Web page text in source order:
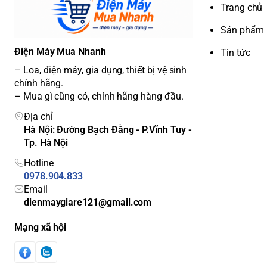
thành viên.
Màu sắc đen inox hiện đại, kết hợp chất liệu thép
• Kích thước tủ lạnh
cao 180 cm, ngang 79.5 cm, sâu
hiện đại.
• Khay kính chịu lực
bền chắc, chịu được trọng lượng
• Vòi lấy nước ngoài, thiết kế thông minh giúp lấy nước
kiệm điện năng.
• Bảng điều khiển cảm ứng bên ngoài , trực quan và dễ
dụng.
Xuất xứ và bảo hành
• Tủ lạnh Hitachi HR4N7520DSWDXVN
nghiêm ngặt.
• Sản phẩm được bảo hành 2 năm chính hãng
Công nghệ làm lạnh
Điện Máy Mua Nhanh
– Loa, điện máy, gia dụng, thiết bị vệ sinh
chính hãng.
– Mua gì cũng có, chính hãng hàng đầu.
Địa chỉ
Hà Nội: Đường Bạch Đằng - P.Vĩnh Tuy -
Tp. Hà Nội
Hotline
0978.904.833
Email
dienmaygiare121@gmail.com
Mạng xã hội
Trang chủ
Sản phẩm
Tin tức